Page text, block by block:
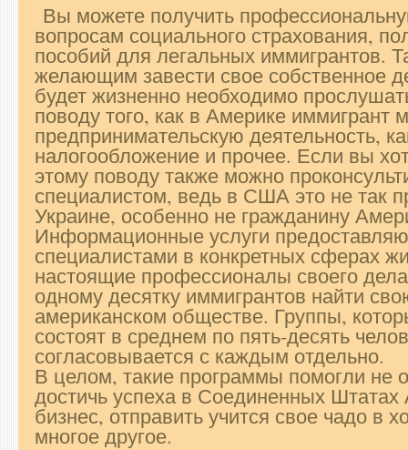
Вы можете получить
вопросам социального страхования,
пособий для легальных иммигрантов.
желающим завести свое собственное
будет жизненно необходимо
поводу того, как в Америке иммигрант
предпринимательскую деятельность,
налогообложение и прочее. Если вы
этому поводу также можно
специалистом, ведь в США это не так
Украине, особенно не гражданину
Информационные услуги
специалистами в конкретных сферах
настоящие профессионалы своего
одному десятку иммигрантов найти
американском обществе. Группы,
состоят в среднем по пять-десять
согласовывается с каждым отдельно.
В целом, такие программы помогли не
достичь успеха в Соединенных Штатах
бизнес, отправить учится свое чадо в
многое другое.